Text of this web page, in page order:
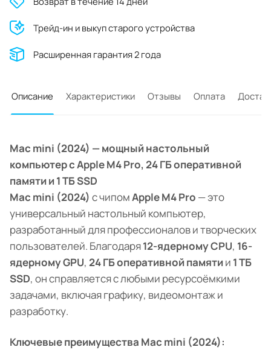
Трейд-ин и выкуп старого устройства
Расширенная гарантия 2 года
Описание Характеристики Отзывы Оплата
Mac mini (2024) — мощный настольный
компьютер с Apple M4 Pro, 24 ГБ оперативной
памяти и 1 ТБ SSD
Mac mini (2024) с чипомApple M4 Pro — это
универсальный настольный компьютер,
разработанный для профессионалов и творческих
пользователей. Благодаря12-ядерному CPU, 16-
ядерному GPU, 24 ГБ оперативной памятии 1 ТБ
SSD, он справляется с любыми ресурсоёмкими
задачами, включая графику, видеомонтаж и
разработку.
Ключевые преимущества Mac mini (2024):